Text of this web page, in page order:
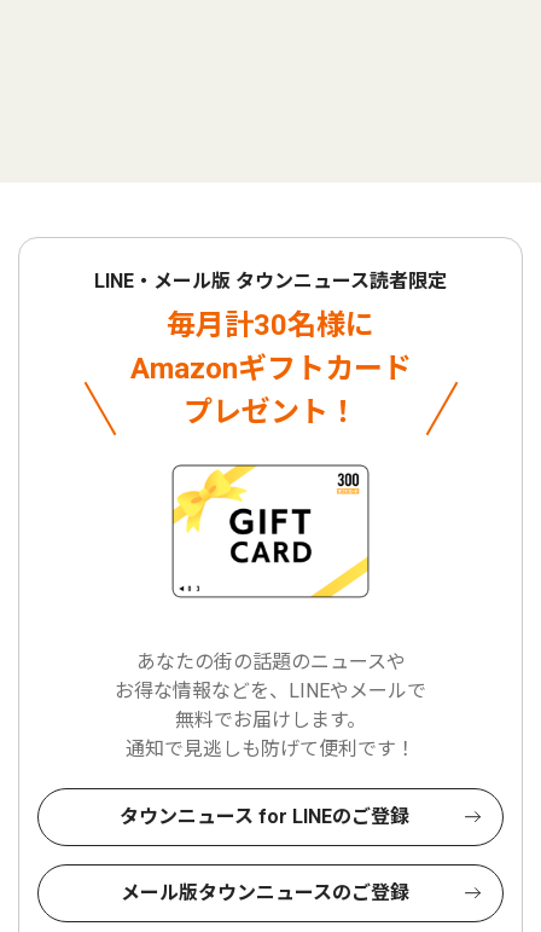
LINE・メール版 タウンニュース読者限定
毎月計30名様に
Amazonギフトカード
プレゼント！
あなたの街の話題のニュースや
お得な情報などを、LINEやメールで
無料でお届けします。
通知で見逃しも防げて便利です！
タウンニュース for LINEのご登録
メール版タウンニュースのご登録